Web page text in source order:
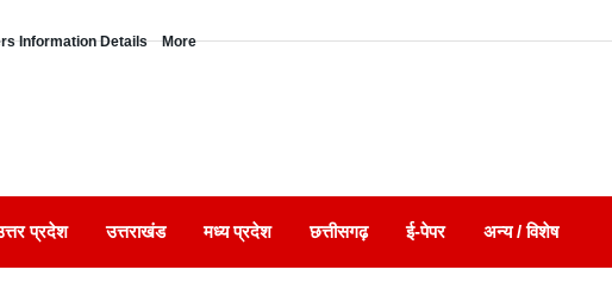
Information Details More
प्रदेश उत्तराखंड मध्य प्रदेश छत्तीसगढ़ ई-पेपर अन्य / विशेष